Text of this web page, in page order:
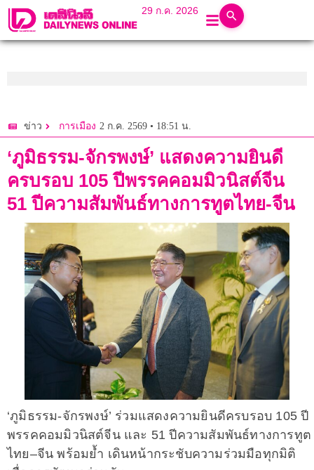
29 ก.ค. 2026
ข่าว การเมือง 2 ก.ค. 2569 • 18:51 น.
‘ภูมิธรรม-จักรพงษ์’ แสดงความยินดี
ครบรอบ 105 ปีพรรคคอมมิวนิสต์จีน
51 ปีความสัมพันธ์ทางการทูตไทย-จีน
‘ภูมิธรรม-จักรพงษ์’ ร่วมแสดงความยินดีครบรอบ 105 ปี
พรรคคอมมิวนิสต์จีน และ 51 ปีความสัมพันธ์ทางการทูต
ไทย–จีน พร้อมย้ำ เดินหน้ากระชับความร่วมมือทุกมิติ